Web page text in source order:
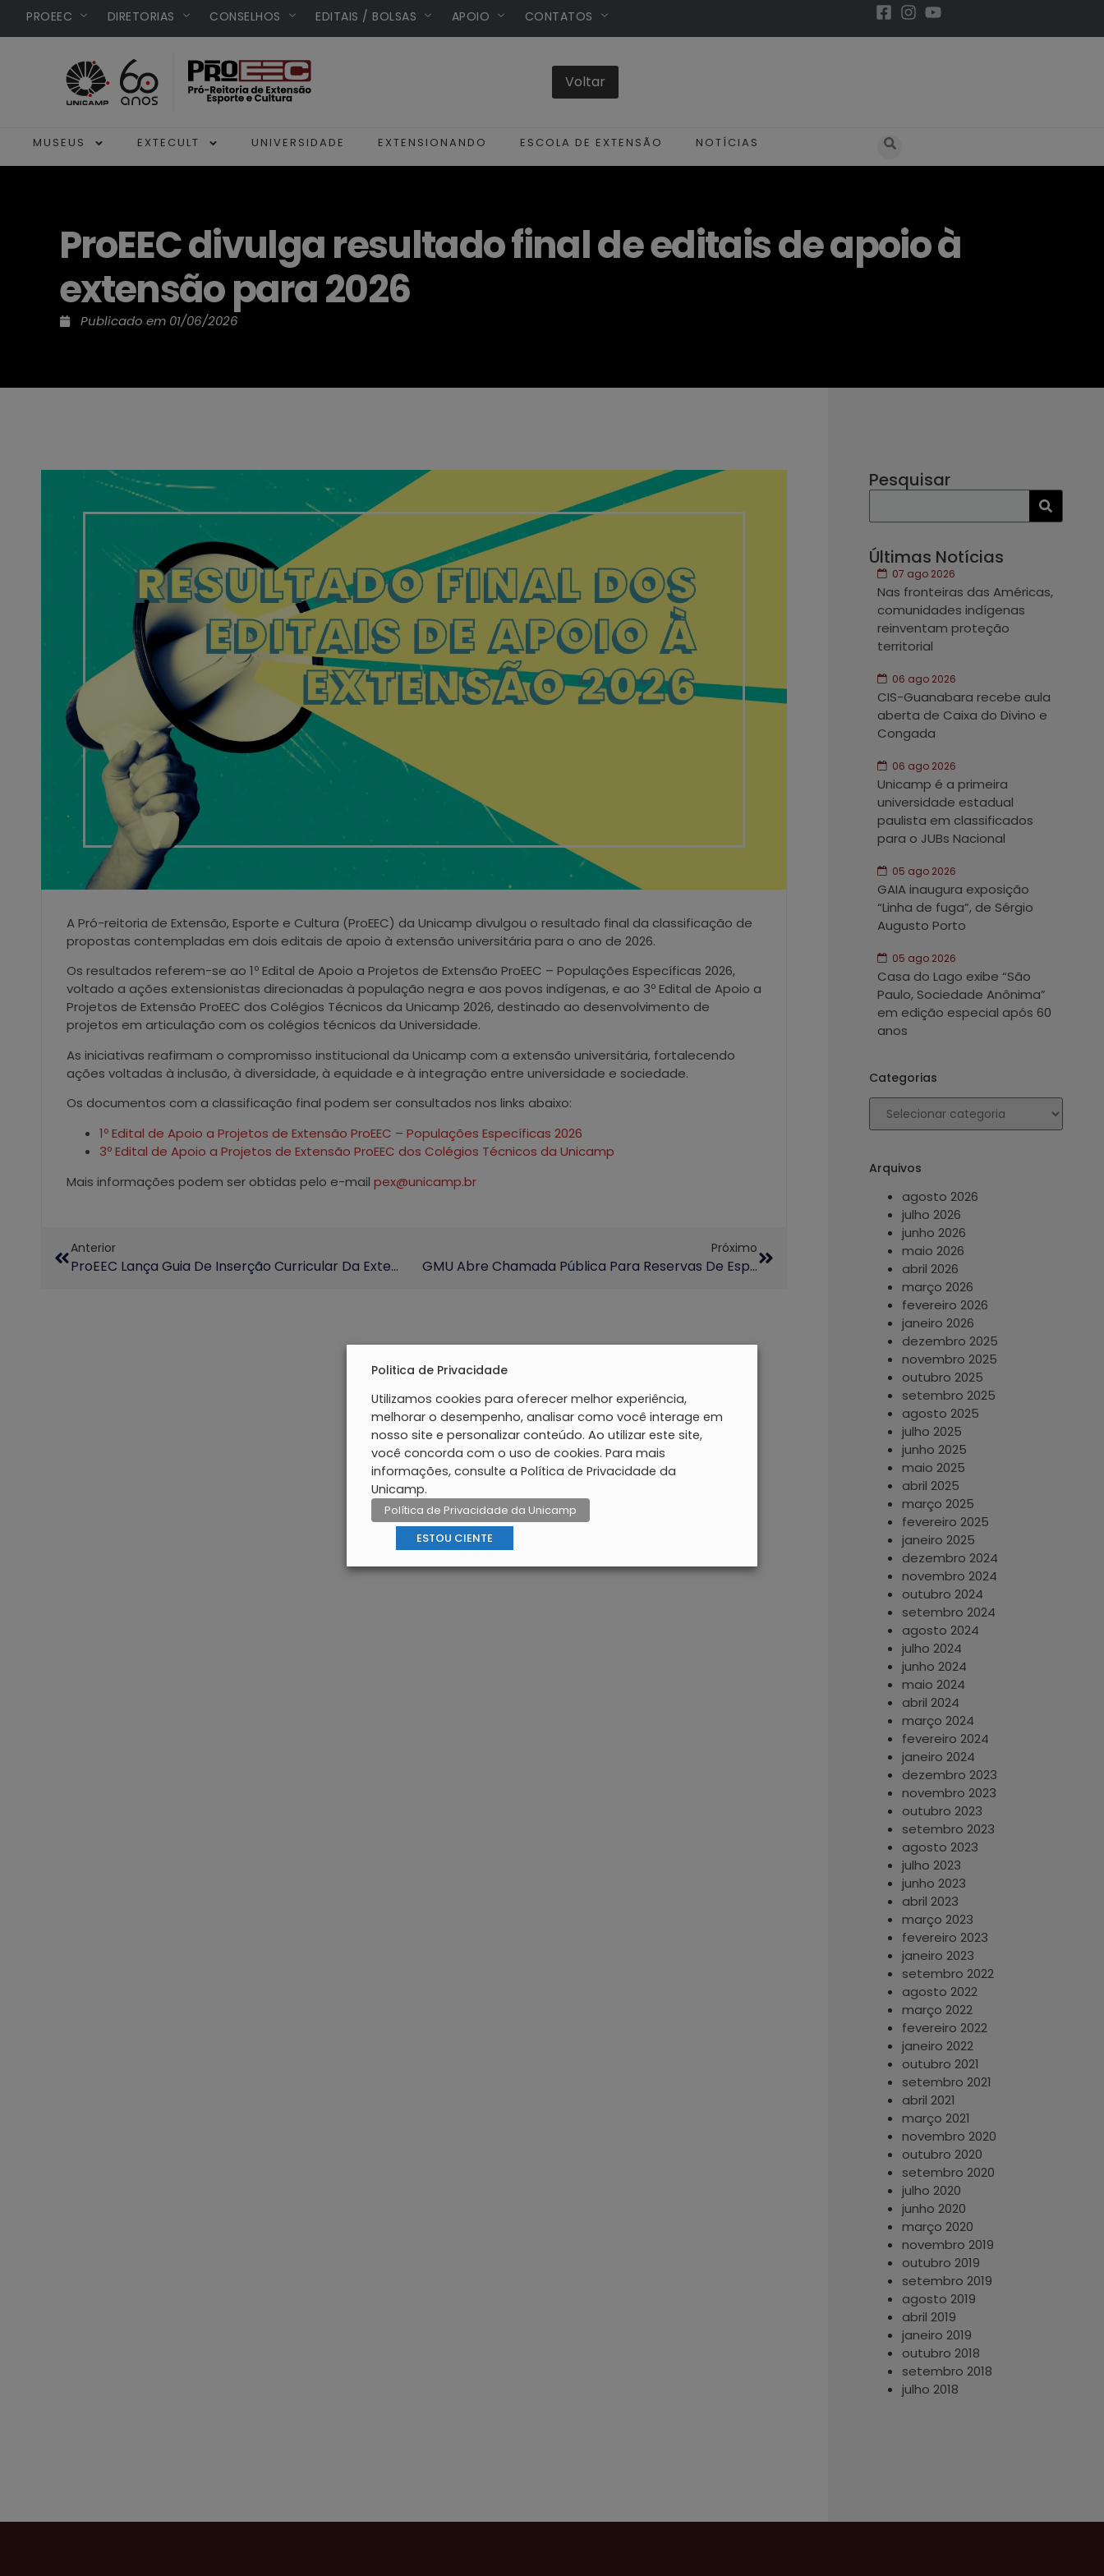
PROEEC DIRETORIAS CONSELHOS EDITAIS / BOLSAS APOIO CONTATOS
MUSEUS EXTECULT UNIVERSIDADE EXTENSIONANDO ESCOLA DE EXTENSÃO NOTÍCIAS
ProEEC divulga resultado final de editais de apoio à
extensão para 2026
Publicado em 01/06/2026
A Pró-reitoria de Extensão, Esporte e Cultura (ProEEC) da Unicamp divulgou o resultado final da classificação de
propostas contempladas em dois editais de apoio à extensão universitária para o ano de 2026.
Os resultados referem-se ao 1º Edital de Apoio a Projetos de Extensão ProEEC – Populações Específicas 2026,
voltado a ações extensionistas direcionadas à população negra e aos povos indígenas, e ao 3º Edital de Apoio a
Projetos de Extensão ProEEC dos Colégios Técnicos da Unicamp 2026, destinado ao desenvolvimento de
projetos em articulação com os colégios técnicos da Universidade.
As iniciativas reafirmam o compromisso institucional da Unicamp com a extensão universitária, fortalecendo
ações voltadas à inclusão, à diversidade, à equidade e à integração entre universidade e sociedade.
Os documentos com a classificação final podem ser consultados nos links abaixo:
1º Edital de Apoio a Projetos de Extensão ProEEC – Populações Específicas 2026
3º Edital de Apoio a Projetos de Extensão ProEEC dos Colégios Técnicos da Unicamp
Mais informações podem ser obtidas pelo e-mail pex@unicamp.br
Anterior
ProEEC Lança Guia De Inserção Curricular Da Extensão Da Unicamp
Próximo
GMU Abre Chamada Pública Para Reservas De Espaços No Segundo Semestre De 2026
Pesquisar
Últimas Notícias
07 ago 2026
Nas fronteiras das Américas,
comunidades indígenas
reinventam proteção
territorial
06 ago 2026
CIS-Guanabara recebe aula
aberta de Caixa do Divino e
Congada
06 ago 2026
Unicamp é a primeira
universidade estadual
paulista em classificados
para o JUBs Nacional
05 ago 2026
GAIA inaugura exposição
“Linha de fuga”, de Sérgio
Augusto Porto
05 ago 2026
Casa do Lago exibe “São
Paulo, Sociedade Anônima”
em edição especial após 60
anos
Categorias
Arquivos
agosto 2026
julho 2026
junho 2026
maio 2026
abril 2026
março 2026
fevereiro 2026
janeiro 2026
dezembro 2025
novembro 2025
outubro 2025
setembro 2025
agosto 2025
julho 2025
junho 2025
maio 2025
abril 2025
março 2025
fevereiro 2025
janeiro 2025
dezembro 2024
novembro 2024
outubro 2024
setembro 2024
agosto 2024
julho 2024
junho 2024
maio 2024
abril 2024
março 2024
fevereiro 2024
janeiro 2024
dezembro 2023
novembro 2023
outubro 2023
setembro 2023
agosto 2023
julho 2023
junho 2023
abril 2023
março 2023
fevereiro 2023
janeiro 2023
setembro 2022
agosto 2022
março 2022
fevereiro 2022
janeiro 2022
outubro 2021
setembro 2021
abril 2021
março 2021
novembro 2020
outubro 2020
setembro 2020
julho 2020
junho 2020
março 2020
novembro 2019
outubro 2019
setembro 2019
agosto 2019
abril 2019
janeiro 2019
outubro 2018
setembro 2018
julho 2018
Politica de Privacidade
Utilizamos cookies para oferecer melhor experiência,
melhorar o desempenho, analisar como você interage em
nosso site e personalizar conteúdo. Ao utilizar este site,
você concorda com o uso de cookies. Para mais
informações, consulte a Política de Privacidade da
Unicamp.
Política de Privacidade da Unicamp
ESTOU CIENTE